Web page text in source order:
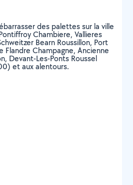
des palettes sur la ville
Chambiere, Vallieres
Bearn Roussillon, Port
Flandre Champagne, Ancienne
Devant-Les-Ponts Roussel
et aux alentours.